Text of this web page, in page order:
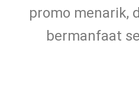
promo menarik,
bermanfaat